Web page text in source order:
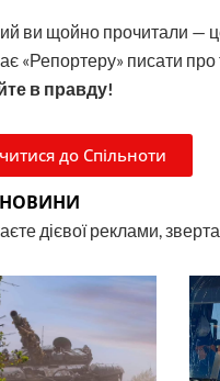
ви щойно прочитали —
«Репортеру» писати про
в правду!
до Спільноти
дієвої реклами,